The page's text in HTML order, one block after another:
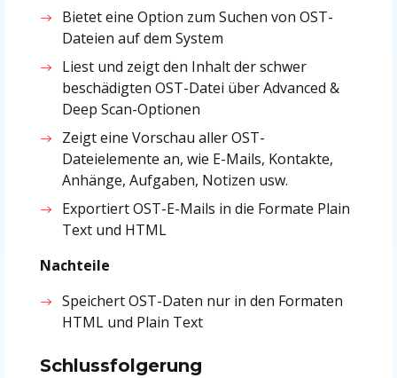
Bietet eine Option zum Suchen von OST-
Dateien auf dem System
Liest und zeigt den Inhalt der schwer
beschädigten OST-Datei über Advanced &
Deep Scan-Optionen
Zeigt eine Vorschau aller OST-
Dateielemente an, wie E-Mails, Kontakte,
Anhänge, Aufgaben, Notizen usw.
Exportiert OST-E-Mails in die Formate Plain
Text und HTML
Nachteile
Speichert OST-Daten nur in den Formaten
HTML und Plain Text
Schlussfolgerung